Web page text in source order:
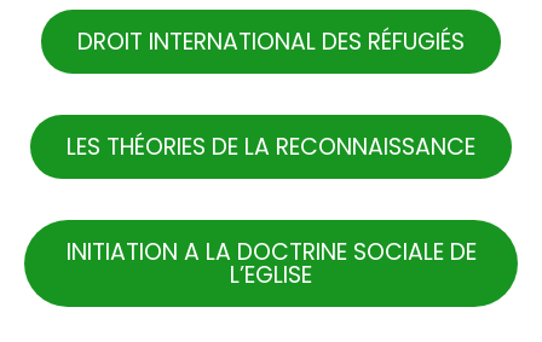
DROIT INTERNATIONAL DES RÉFUGIÉS
LES THÉORIES DE LA RECONNAISSANCE
INITIATION A LA DOCTRINE SOCIALE DE
L’EGLISE